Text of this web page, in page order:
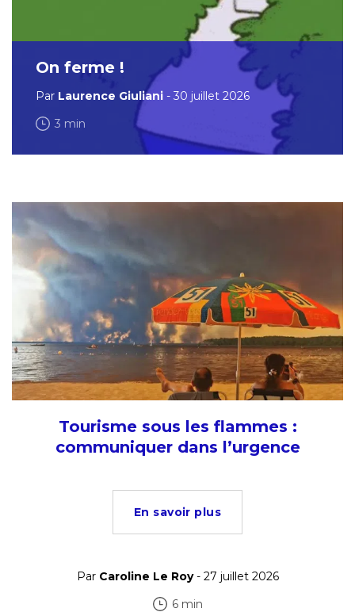
On ferme !
Par Laurence Giuliani - 30 juillet 2026
3 min
Tourisme sous les flammes :
communiquer dans l’urgence
En savoir plus
Par Caroline Le Roy- 27 juillet 2026
6 min